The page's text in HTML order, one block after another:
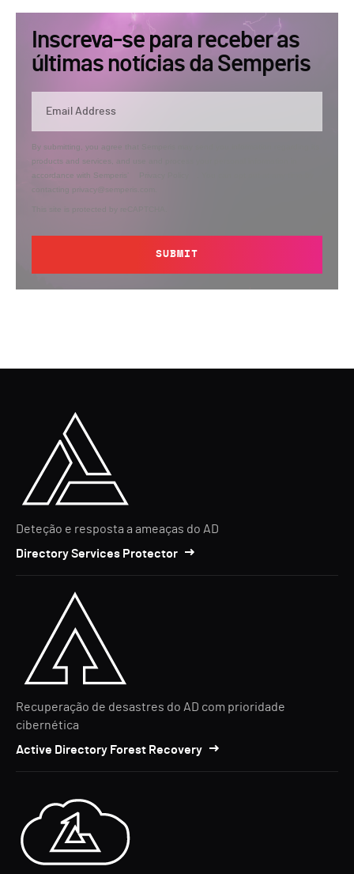
Inscreva-se para receber as
últimas notícias da Semperis
By submitting, you agree that Semperis may send you information regarding its
products and services, and use and process your personal information in
accordance with Semperis’
contacting privacy@semperis.com.
This site is protected by reCAPTCHA.
SUBMIT
Deteção e resposta a ameaças do AD
Directory Services Protector
Recuperação de desastres do AD com prioridade
cibernética
Active Directory Forest Recovery